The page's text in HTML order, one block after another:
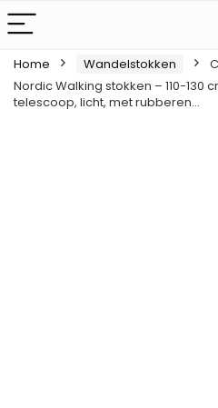
Home Wandelstokken
Nordic Walking stokken – 110-
telescoop, licht, met rubberen…